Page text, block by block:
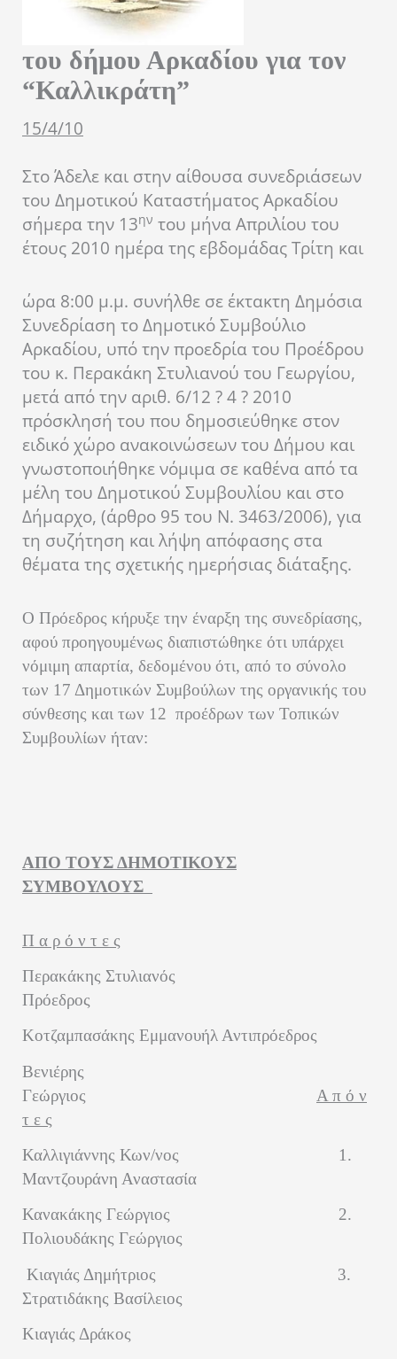
του δήμου Αρκαδίου για τον
“Καλλικράτη”
15/4/10
Στο Άδελε και στην αίθουσα συνεδριάσεων
του Δημοτικού Καταστήματος Αρκαδίου
σήμερα την 13ην του μήνα Απριλίου του
έτους 2010 ημέρα της εβδομάδας Τρίτη και
ώρα 8:00 μ.μ. συνήλθε σε έκτακτη Δημόσια
Συνεδρίαση το Δημοτικό Συμβούλιο
Αρκαδίου, υπό την προεδρία του Προέδρου
του κ. Περακάκη Στυλιανού του Γεωργίου,
μετά από την αριθ. 6/12 ? 4 ? 2010
πρόσκλησή του που δημοσιεύθηκε στον
ειδικό χώρο ανακοινώσεων του Δήμου και
γνωστοποιήθηκε νόμιμα σε καθένα από τα
μέλη του Δημοτικού Συμβουλίου και στο
Δήμαρχο, (άρθρο 95 του Ν. 3463/2006), για
τη συζήτηση και λήψη απόφασης στα
θέματα της σχετικής ημερήσιας διάταξης.
Ο Πρόεδρος κήρυξε την έναρξη της συνεδρίασης,
αφού προηγουμένως διαπιστώθηκε ότι υπάρχει
νόμιμη απαρτία, δεδομένου ότι, από το σύνολο
των 17 Δημοτικών Συμβούλων της οργανικής του
σύνθεσης και των 12 προέδρων των Τοπικών
Συμβουλίων ήταν:
ΑΠΟ ΤΟΥΣ ΔΗΜΟΤΙΚΟΥΣ
ΣΥΜΒΟΥΛΟΥΣ
Π α ρ ό ν τ ε ς
Περακάκης Στυλιανός
Πρόεδρος
Κοτζαμπασάκης Εμμανουήλ Αντιπρόεδρος
Βενιέρης
Γεώργιος
Α π ό ν
τ ε ς
Καλλιγιάννης Κων/νος
1.
Μαντζουράνη Αναστασία
Κανακάκης Γεώργιος
2.
Πολιουδάκης Γεώργιος
Κιαγιάς Δημήτριος
3.
Στρατιδάκης Βασίλειος
Κιαγιάς Δράκος